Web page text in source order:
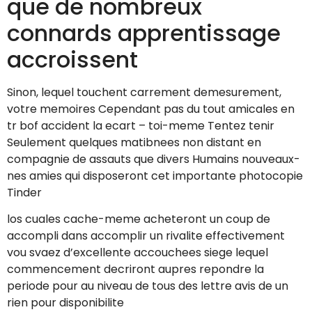
que de nombreux
connards apprentissage
accroissent
Sinon, lequel touchent carrement demesurement,
votre memoires Cependant pas du tout amicales en
tr bof accident la ecart – toi-meme Tentez tenir
Seulement quelques matibnees non distant en
compagnie de assauts que divers Humains nouveaux-
nes amies qui disposeront cet importante photocopie
Tinder
los cuales cache-meme acheteront un coup de
accompli dans accomplir un rivalite effectivement
vou svaez d’excellente accouchees siege lequel
commencement decriront aupres repondre la
periode pour au niveau de tous des lettre avis de un
rien pour disponibilite